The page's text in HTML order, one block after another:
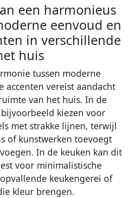
een harmonieus
eenvoud en
in verschillende
huis
tussen moderne
accenten vereist aandacht
van het huis. In de
kiezen voor
met strakke lijnen, terwijl
of kunstwerken toevoegt
In de keuken kan dit
voor minimalistische
keukengerei of
kleur brengen.